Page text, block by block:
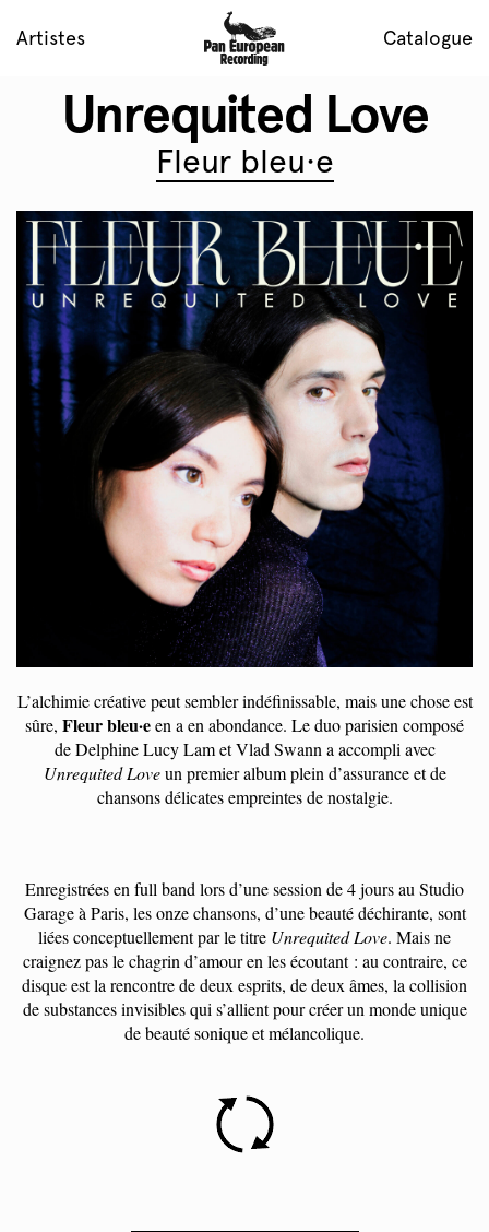
Artistes Catalogue
Unrequited Love
Fleur bleu·e
L’alchimie créative peut sembler indéfinissable, mais une chose est
sûre, Fleur bleu·een a en abondance. Le duo parisien composé
de Delphine Lucy Lam et Vlad Swann a accompli avec
Unrequited Loveun premier album plein d’assurance et de
chansons délicates empreintes de nostalgie.
Enregistrées en full band lors d’une session de 4 jours au Studio
Garage à Paris, les onze chansons, d’une beauté déchirante, sont
liées conceptuellement par le titre Unrequited Love. Mais ne
craignez pas le chagrin d’amour en les écoutant : au contraire, ce
disque est la rencontre de deux esprits, de deux âmes, la collision
de substances invisibles qui s’allient pour créer un monde unique
de beauté sonique et mélancolique.